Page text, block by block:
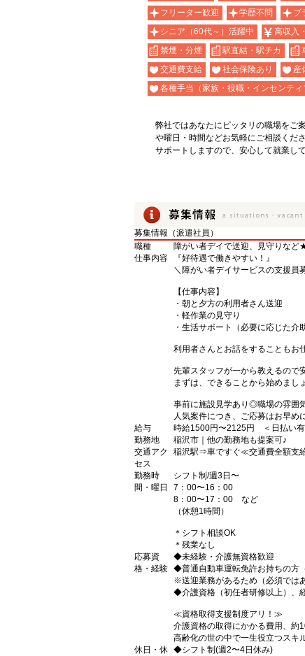
フリーター歓迎
学歴不問 ブ
シニア（60代～）活躍中
高収入
禁煙・分煙
駅直結・駅チカ
交通費支給
社会保険あり 産
各種手当（家族・役職・インセンティ
弊社ではあなたにピッタリの職場をご
や曜日・時間などお気軽にご相談くだ
サポートしますので、安心して就業して
募集情報（派遣社員）
職種
障がい者デイで送迎、見守りな
仕事内容
『好待遇で働きやすい！』
＼障がい者デイサービスの支援員
【仕事内容】
・朝と夕方の利用者さん送迎
・軽作業の見守り
・生活サポート（必要に応じた
利用者さんとお話をすることもお
先輩スタッフが一から教えるので
まずは、できることから始めまし
事前に施設見学あり◎職場の雰囲
人気案件につき、ご応募はお早め
給与
時給1500円〜2125円 ＜日払い有
勤務地
稲沢市｜他の勤務地も提案可♪
交通アク
セス
稲沢駅⇒車ですぐ≪交通費全額支
勤務時
間・曜日
シフト制/週3日〜
7：00〜16：00
8：00〜17：00 など
（休憩1時間）
＊シフト相談OK
＊残業なし
応募資
格・経験
◆未経験・介護無資格歓迎
◆普通自動車運転免許お持ちの方
※送迎業務があるため（必須では
◆介護資格（初任者研修以上）、
≪資格取得支援制度アリ！≫
介護資格の取得にかかる費用、約
高齢化の世の中で一生役立つスキ
休日・休 ◆シフト制(週2〜4日休み)